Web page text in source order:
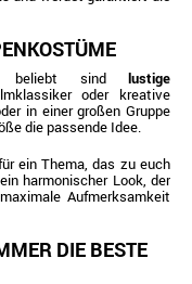
beliebt sind lustige
oder kreative
in einer großen Gruppe
die passende Idee.
ein Thema, das zu euch
harmonischer Look, der
Aufmerksamkeit
DIE BESTE